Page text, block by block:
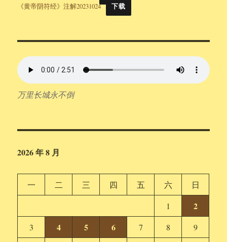
《黄帝阴符经》注解20231024
下载
万里长城永不倒
2026 年 8 月
一 二 三 四 五 六
日
1
2
3 4 5 6 7 8
9